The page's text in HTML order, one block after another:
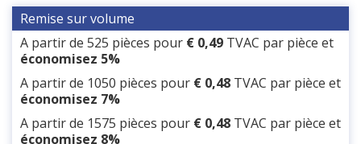
Remise sur volume
A partir de 525 pièces pour € 0,49 TVAC par pièce et
économisez 5%
A partir de 1050 pièces pour € 0,48 TVAC par pièce et
économisez 7%
A partir de 1575 pièces pour € 0,48 TVAC par pièce et
économisez 8%